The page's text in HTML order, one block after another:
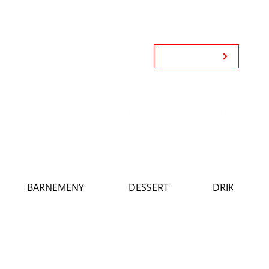
BARNEMENY DESSERT DRIKKE